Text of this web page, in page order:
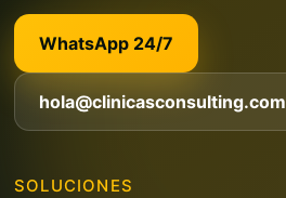
WhatsApp 24/7
hola@clinicasconsulting.com
SOLUCIONES